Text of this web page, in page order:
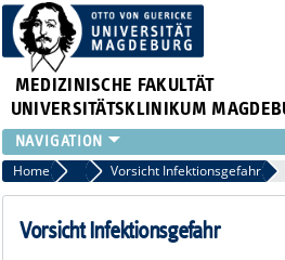
MEDIZINISCHE FAKULTÄT
UNIVERSITÄTSKLINIKUM
INSTITUTE
KLINIKEN
ZENTRALE EINRICHTUNGEN
Home Archiv 2009
Vorsicht Infektionsgefahr
Vorsicht Infektionsgefahr